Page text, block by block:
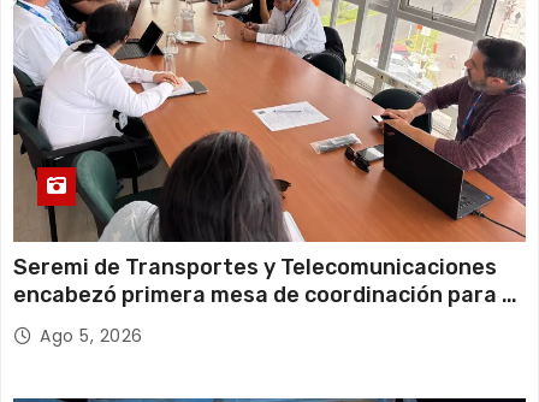
Seremi de Transportes y Telecomunicaciones
encabezó primera mesa de coordinación para el
retiro de cables en desuso en Iquique
Ago 5, 2026